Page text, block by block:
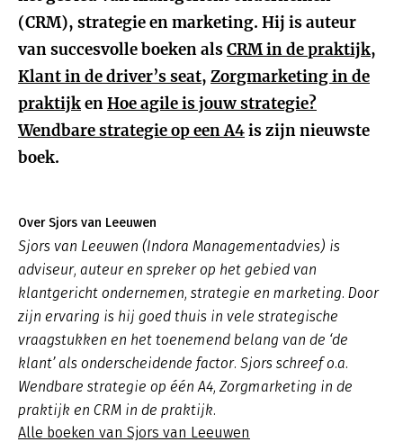
(CRM), strategie en marketing. Hij is auteur
van succesvolle boeken alsCRM in de praktijk,
Klant in de driver’s seat, Zorgmarketing in de
praktijkenHoe agile is jouw strategie?
Wendbare strategie op een A4is zijn nieuwste
boek.
Over Sjors van Leeuwen
Sjors van Leeuwen (Indora Managementadvies) is
adviseur, auteur en spreker op het gebied van
klantgericht ondernemen, strategie en marketing. Door
zijn ervaring is hij goed thuis in vele strategische
vraagstukken en het toenemend belang van de ‘de
klant’ als onderscheidende factor. Sjors schreef o.a.
Wendbare strategie op één A4, Zorgmarketing in de
praktijk en CRM in de praktijk.
Alle boeken van Sjors van Leeuwen